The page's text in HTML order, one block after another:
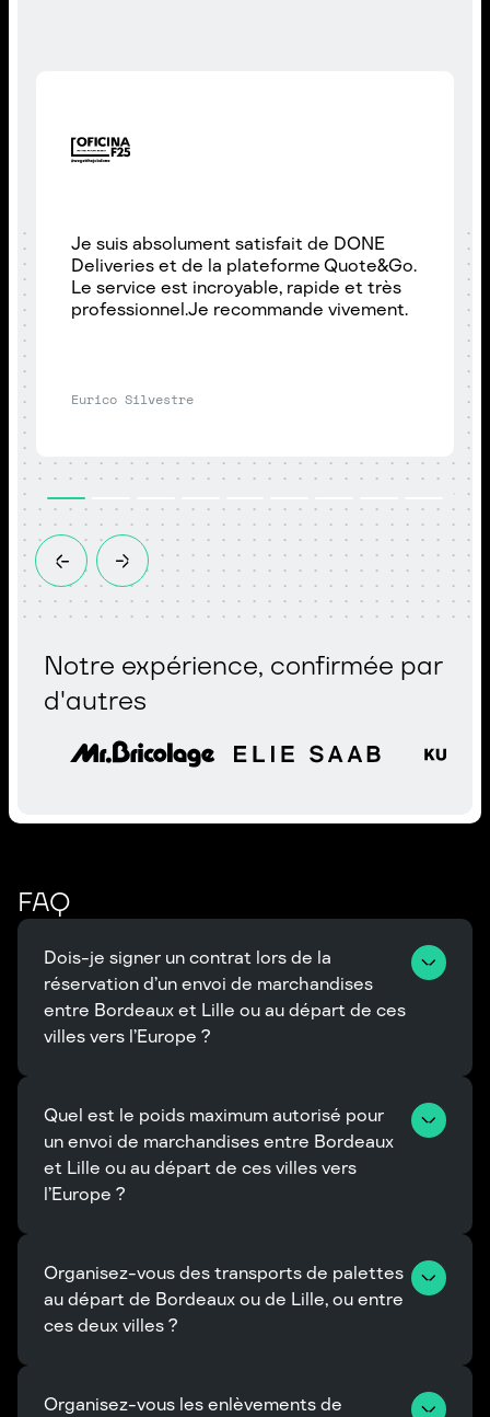
Je suis absolument satisfait de DONE
Deliveries et de la plateforme Quote&Go.
Le service est incroyable, rapide et très
professionnel.Je recommande vivement.
Eurico Silvestre
Notre expérience, confirmée par
d'autres
FAQ
Dois-je signer un contrat lors de la
réservation d’un envoi de marchandises
entre Bordeaux et Lille ou au départ de ces
villes vers l’Europe ?
Quel est le poids maximum autorisé pour
un envoi de marchandises entre Bordeaux
et Lille ou au départ de ces villes vers
l’Europe ?
Organisez-vous des transports de palettes
au départ de Bordeaux ou de Lille, ou entre
ces deux villes ?
Organisez-vous les enlèvements de